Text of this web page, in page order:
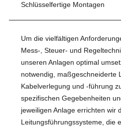
Schlüsselfertige Montagen
Um die vielfältigen
Mess-, Steuer- und
unseren Anlagen optimal
notwendig, maßgeschneiderte
Kabelverlegung und -führung
spezifischen Gegebenheiten
jeweiligen Anlage errichten wir
Leitungsführungssysteme, die